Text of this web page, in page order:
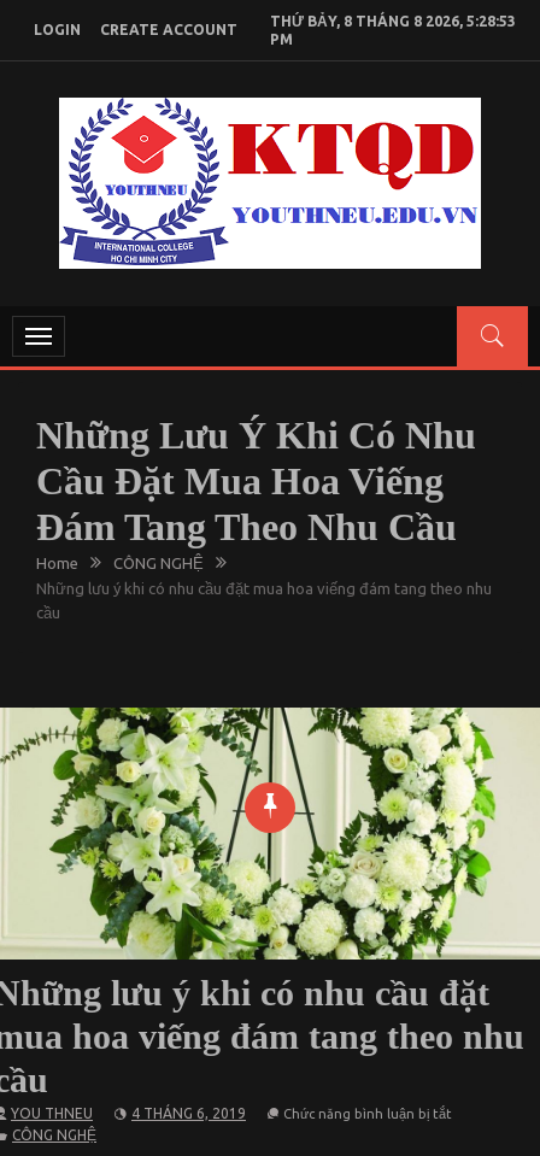
content
LOGIN CREATE ACCOUNT
THỨ BẢY, 8 THÁNG 8 2026, 5:28:53
PM
KIẾN THỨC KINH TẾ QUỐC DÂN
Toggle
navigation
Những Lưu Ý Khi Có Nhu
Cầu Đặt Mua Hoa Viếng
Đám Tang Theo Nhu Cầu
Home
CÔNG NGHỆ
Những lưu ý khi có nhu cầu đặt mua hoa viếng đám tang theo nhu
cầu
lưu ý khi có nhu cầu đặt
hoa viếng đám tang theo nhu
YOU THNEU 4 THÁNG 6, 2019 Chức năng bình luận bị tắt
CÔNG NGHỆ